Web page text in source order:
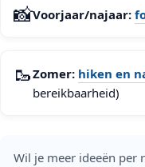
📸Voorjaar/najaar:
🥾Zomer: hiken en
bereikbaarheid)
Wil je meer ideeën per